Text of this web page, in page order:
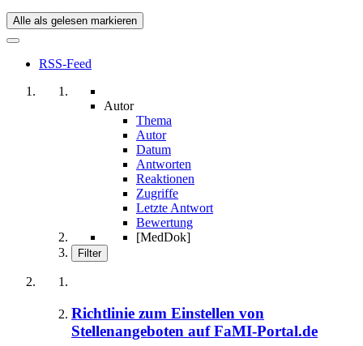
Alle als gelesen markieren
RSS-Feed
Autor
Thema
Autor
Datum
Antworten
Reaktionen
Zugriffe
Letzte Antwort
Bewertung
[MedDok]
Filter
Richtlinie zum Einstellen von
Stellenangeboten auf FaMI-Portal.de